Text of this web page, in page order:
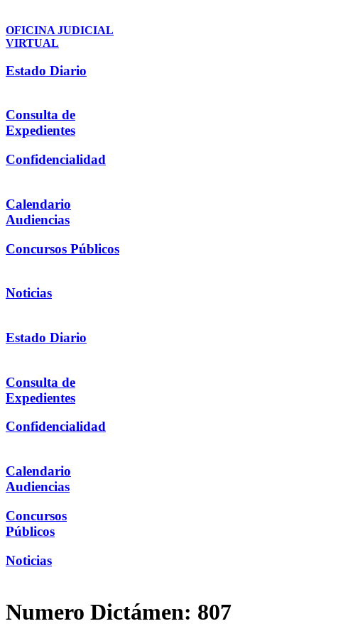
OFICINA JUDICIAL
VIRTUAL
Estado Diario
Consulta de
Expedientes
Confidencialidad
Calendario
Audiencias
Concursos Públicos
Noticias
Estado Diario
Consulta de
Expedientes
Confidencialidad
Calendario
Audiencias
Concursos
Públicos
Noticias
Numero Dictámen: 807